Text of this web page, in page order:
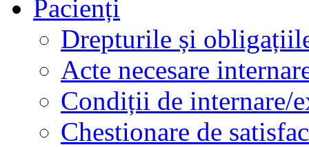
Pacienți
Drepturile și
Acte necesare
Condiții de internare/
Chestionare de